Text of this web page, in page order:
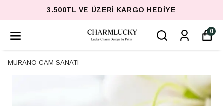
3.500TL VE ÜZERI KARGO HEDIYE
0
MURANO CAM SANATI